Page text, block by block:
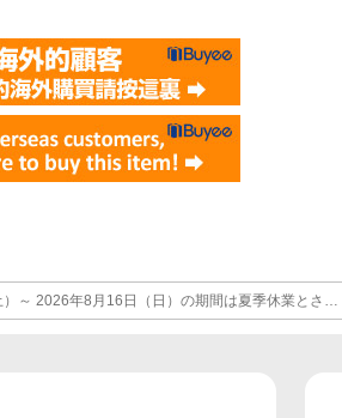
～ 2026年8月16日（日）の期間は夏季休業とさせ
）：サーバーメンテナンスのため臨時休業 8月12